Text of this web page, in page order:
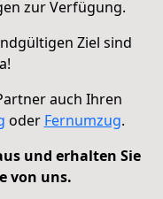
zur Verfügung.
Ziel sind
auch Ihren
oder Fernumzug.
und erhalten Sie
von uns.